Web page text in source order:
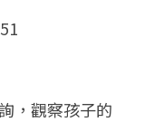
，觀察孩子的